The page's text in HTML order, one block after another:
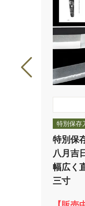
特別保存
特別保
八月吉
幅広く
三寸